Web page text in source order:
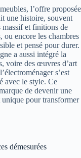
l’offre proposée
une histoire, souvent
et finitions de
ou encore les chambres
et pensé pour durer.
a aussi intégré la
voire des œuvres d’art
s’est
avec le style. Ce
de devenir une
pour transformer
démesurées